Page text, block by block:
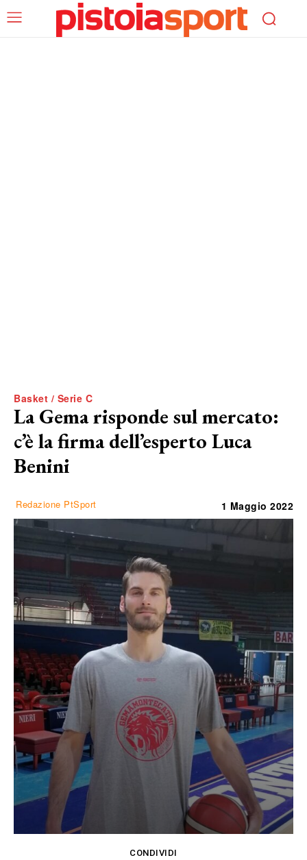
Basket / Serie C
La Gema risponde sul mercato:
c’è la firma dell’esperto Luca
Benini
Redazione PtSport 1 Maggio 2022
CONDIVIDI